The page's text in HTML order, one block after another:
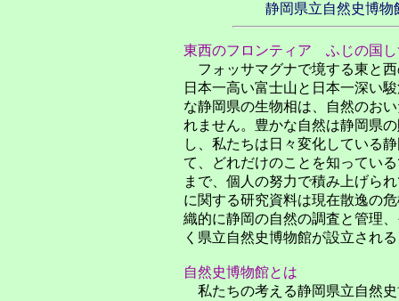
静岡県立自然史博物
東西のフロンティア ふじの国し
フォッサマグナで境する東と
日本一高い富士山と日本一深い
な静岡県の生物相は、自然のお
れません。豊かな自然は静岡県
し、私たちは日々変化している
て、どれだけのことを知ってい
まで、個人の努力で積み上げら
に関する研究資料は現在散逸の
織的に静岡の自然の調査と管理
く県立自然史博物館が設立され
自然史博物館とは
私たちの考える静岡県立自然